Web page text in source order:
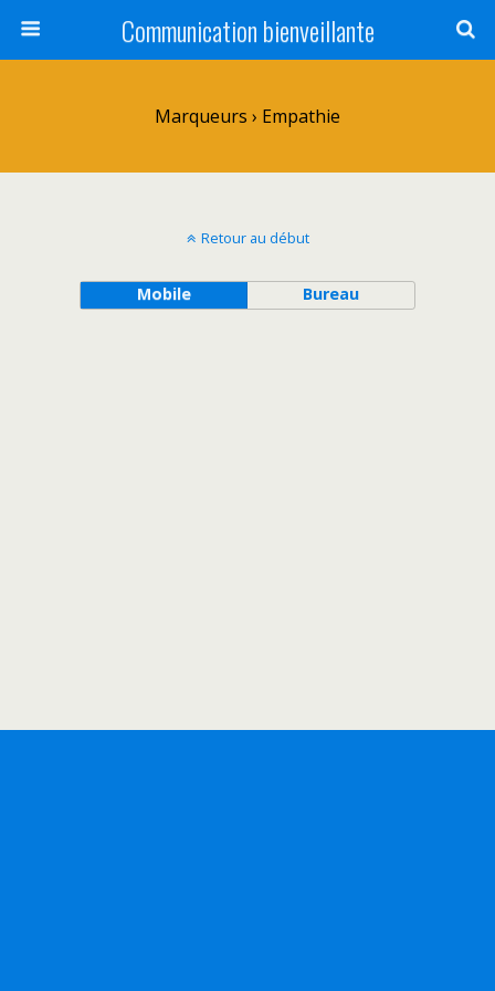
Communication bienveillante
Marqueurs › Empathie
Retour au début
Mobile Bureau